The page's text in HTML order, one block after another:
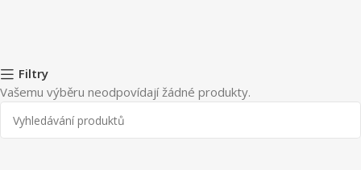
Filtry
Vašemu výběru neodpovídají žádné produkty.